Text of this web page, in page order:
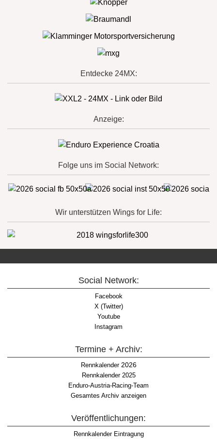
Entdecke 24MX:
Anzeige:
Folge uns im Social Network:
Wir unterstützen Wings for Life:
Social Network:
Facebook
X (Twitter)
Youtube
Instagram
Termine + Archiv:
Rennkalender2026
Rennkalender 2025
Enduro-Austria-Racing-Team
Gesamtes Archiv anzeigen
Veröffentlichungen:
Rennkalender Eintragung